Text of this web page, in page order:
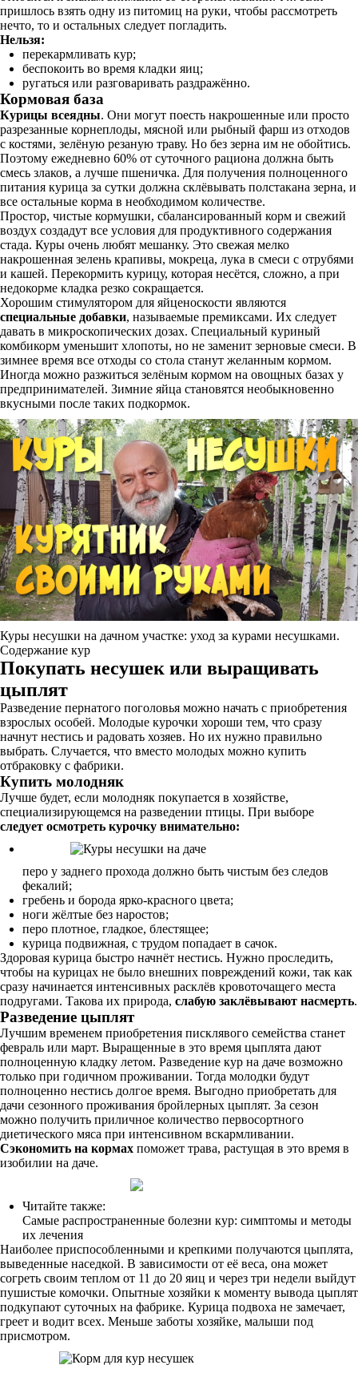
пришлось взять одну из питомиц на руки, чтобы рассмотреть
нечто, то и остальных следует погладить.
Нельзя:
перекармливать кур;
беспокоить во время кладки яиц;
ругаться или разговаривать раздражённо.
Кормовая база
Курицы всеядны. Они могут поесть накрошенные или просто
разрезанные корнеплоды, мясной или рыбный фарш из отходов
с костями, зелёную резаную траву. Но без зерна им не обойтись.
Поэтому ежедневно 60% от суточного рациона должна быть
смесь злаков, а лучше пшеничка. Для получения полноценного
питания курица за сутки должна склёвывать полстакана зерна, и
все остальные корма в необходимом количестве.
Простор, чистые кормушки, сбалансированный корм и свежий
воздух создадут все условия для продуктивного содержания
стада. Куры очень любят мешанку. Это свежая мелко
накрошенная зелень крапивы, мокреца, лука в смеси с отрубями
и кашей. Перекормить курицу, которая несётся, сложно, а при
недокорме кладка резко сокращается.
Хорошим стимулятором для яйценоскости являются
специальные добавки, называемые премиксами. Их следует
давать в микроскопических дозах. Специальный куриный
комбикорм уменьшит хлопоты, но не заменит зерновые смеси. В
зимнее время все отходы со стола станут желанным кормом.
Иногда можно разжиться зелёным кормом на овощных базах у
предпринимателей. Зимние яйца становятся необыкновенно
вкусными после таких подкормок.
Куры несушки на дачном участке: уход за курами несушками.
Содержание кур
Покупать несушек или выращивать
цыплят
Разведение пернатого поголовья можно начать с приобретения
взрослых особей. Молодые курочки хороши тем, что сразу
начнут нестись и радовать хозяев. Но их нужно правильно
выбрать. Случается, что вместо молодых можно купить
отбраковку с фабрики.
Купить молодняк
Лучше будет, если молодняк покупается в хозяйстве,
специализирующемся на разведении птицы. При выборе
следует осмотреть курочку внимательно:
перо у заднего прохода должно быть чистым без следов
фекалий;
гребень и борода ярко-красного цвета;
ноги жёлтые без наростов;
перо плотное, гладкое, блестящее;
курица подвижная, с трудом попадает в сачок.
Здоровая курица быстро начнёт нестись. Нужно проследить,
чтобы на курицах не было внешних повреждений кожи, так как
сразу начинается интенсивных расклёв кровоточащего места
подругами. Такова их природа, слабую заклёвывают насмерть.
Разведение цыплят
Лучшим временем приобретения писклявого семейства станет
февраль или март. Выращенные в это время цыплята дают
полноценную кладку летом. Разведение кур на даче возможно
только при годичном проживании. Тогда молодки будут
полноценно нестись долгое время. Выгодно приобретать для
дачи сезонного проживания бройлерных цыплят. За сезон
можно получить приличное количество первосортного
диетического мяса при интенсивном вскармливании.
Сэкономить на кормах поможет трава, растущая в это время в
изобилии на даче.
Читайте также:
Самые распространенные болезни кур: симптомы и методы
их лечения
Наиболее приспособленными и крепкими получаются цыплята,
выведенные наседкой. В зависимости от её веса, она может
согреть своим теплом от 11 до 20 яиц и через три недели выйдут
пушистые комочки. Опытные хозяйки к моменту вывода цыплят
подкупают суточных на фабрике. Курица подвоха не замечает,
греет и водит всех. Меньше заботы хозяйке, малыши под
присмотром.